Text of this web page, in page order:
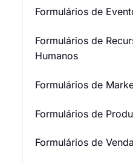
Pesquisas de
Pesquisas
Relacionamento
Pesquisas de
Pesquisas de
Formulários de
Formulários de
Humanos
Formulários de
Formulários de
Formulários de